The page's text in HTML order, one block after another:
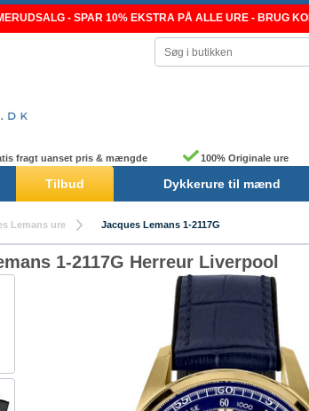
- SPAR 10% EKSTRA PÅ ALLE URE - BRUG
fragt uanset pris & mængde 100% Originale ure
Tilbud Dykkerure til mænd
Lemans ure Jacques Lemans 1-2117G
1-2117G Herreur Liverpool